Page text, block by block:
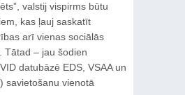
valstij vispirms būtu
kas ļauj saskatīt
arī vienas sociālās
Tātad – jau šodien
datubāzē EDS, VSAA un
savietošanu vienotā